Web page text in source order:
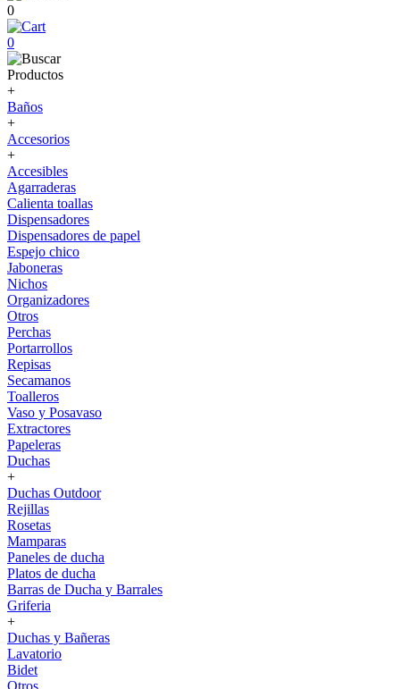
0
0
Productos
+
Baños
+
Accesorios
+
Accesibles
Agarraderas
Calienta toallas
Dispensadores
Dispensadores de papel
Espejo chico
Jaboneras
Nichos
Organizadores
Otros
Perchas
Portarrollos
Repisas
Secamanos
Toalleros
Vaso y Posavaso
Extractores
Papeleras
Duchas
+
Duchas Outdoor
Rejillas
Rosetas
Mamparas
Paneles de ducha
Platos de ducha
Barras de Ducha y Barrales
Griferia
+
Duchas y Bañeras
Lavatorio
Bidet
Otros